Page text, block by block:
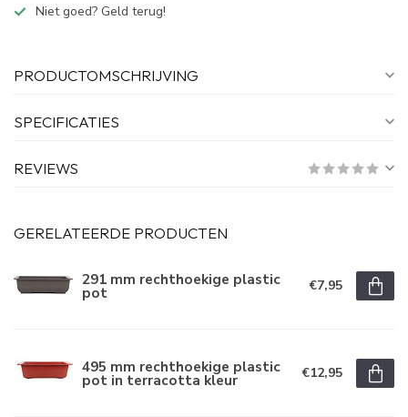
Niet goed? Geld terug!
PRODUCTOMSCHRIJVING
SPECIFICATIES
REVIEWS
GERELATEERDE PRODUCTEN
291 mm rechthoekige plastic
pot €7,95
495 mm rechthoekige plastic
pot in terracotta kleur €12,95